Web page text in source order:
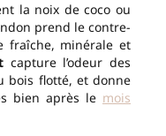
la noix de coco ou
prend le contre-
fraîche, minérale et
capture l’odeur des
bois flotté, et donne
bien après le mois